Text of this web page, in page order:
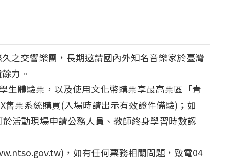
之交響樂團，長期邀請國內外知名音樂家於臺灣
力。
生體驗票，以及使用文化幣購票享最高票區「青
票系統購買(入場時請出示有效證件備驗)；如
活動現場申請公務人員、教師終身學習時數認
，如有任何票務相關問題，致電04